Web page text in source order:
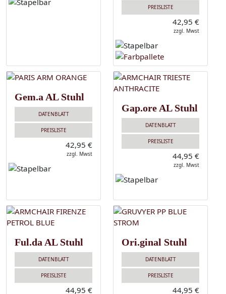
PREISLISTE
42,95 €
zzgl. Mwst
Gem.a AL Stuhl
DATENBLATT
PREISLISTE
42,95 €
zzgl. Mwst
Gap.ore AL Stuhl
DATENBLATT
PREISLISTE
44,95 €
zzgl. Mwst
Ful.da AL Stuhl
DATENBLATT
PREISLISTE
44,95 €
Ori.ginal Stuhl
DATENBLATT
PREISLISTE
44,95 €